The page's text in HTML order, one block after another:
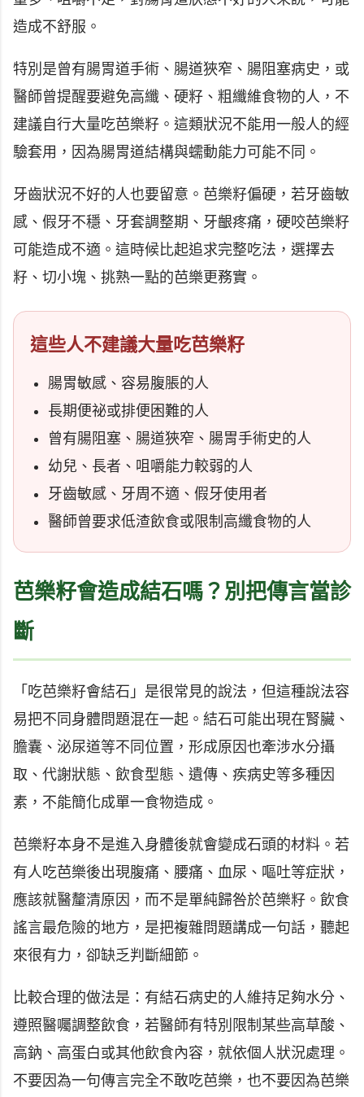
造成不舒服。
特別是曾有腸胃道手術、腸道狹窄、腸阻塞病史，或
醫師曾提醒要避免高纖、硬籽、粗纖維食物的人，不
建議自行大量吃芭樂籽。這類狀況不能用一般人的經
驗套用，因為腸胃道結構與蠕動能力可能不同。
牙齒狀況不好的人也要留意。芭樂籽偏硬，若牙齒敏
感、假牙不穩、牙套調整期、牙齦疼痛，硬咬芭樂籽
可能造成不適。這時候比起追求完整吃法，選擇去
籽、切小塊、挑熟一點的芭樂更務實。
這些人不建議大量吃芭樂籽
腸胃敏感、容易腹脹的人
長期便祕或排便困難的人
曾有腸阻塞、腸道狹窄、腸胃手術史的人
幼兒、長者、咀嚼能力較弱的人
牙齒敏感、牙周不適、假牙使用者
醫師曾要求低渣飲食或限制高纖食物的人
芭樂籽會造成結石嗎？別把傳言當診
斷
「吃芭樂籽會結石」是很常見的說法，但這種說法容
易把不同身體問題混在一起。結石可能出現在腎臟、
膽囊、泌尿道等不同位置，形成原因也牽涉水分攝
取、代謝狀態、飲食型態、遺傳、疾病史等多種因
素，不能簡化成單一食物造成。
芭樂籽本身不是進入身體後就會變成石頭的材料。若
有人吃芭樂後出現腹痛、腰痛、血尿、嘔吐等症狀，
應該就醫釐清原因，而不是單純歸咎於芭樂籽。飲食
謠言最危險的地方，是把複雜問題講成一句話，聽起
來很有力，卻缺乏判斷細節。
比較合理的做法是：有結石病史的人維持足夠水分、
遵照醫囑調整飲食，若醫師有特別限制某些高草酸、
高鈉、高蛋白或其他飲食內容，就依個人狀況處理。
不要因為一句傳言完全不敢吃芭樂，也不要因為芭樂